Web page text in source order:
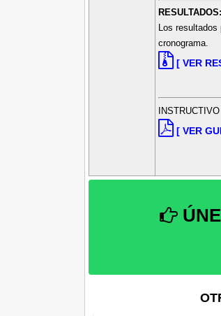
RESULTADOS:
Los
cronograma.
[ VER
[ VER